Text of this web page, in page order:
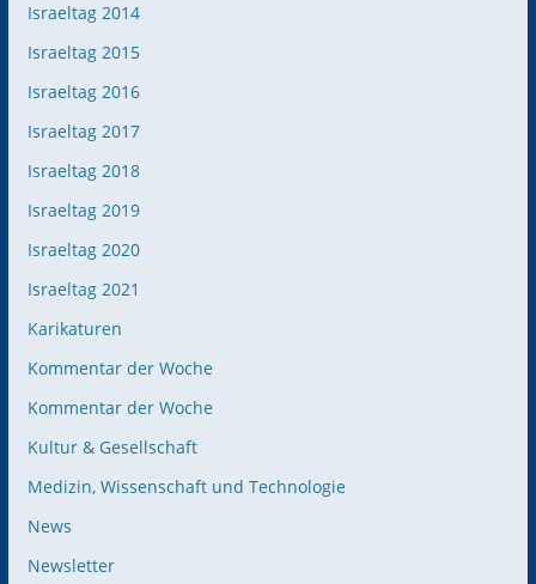
Israeltag 2014
Israeltag 2015
Israeltag 2016
Israeltag 2017
Israeltag 2018
Israeltag 2019
Israeltag 2020
Israeltag 2021
Karikaturen
Kommentar der Woche
Kommentar der Woche
Kultur & Gesellschaft
Medizin, Wissenschaft und Technologie
News
Newsletter